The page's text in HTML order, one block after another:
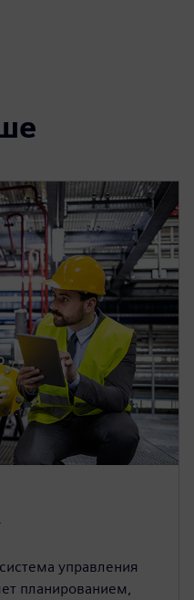
управления
планированием,